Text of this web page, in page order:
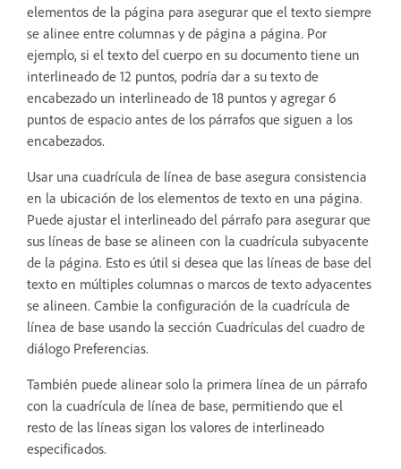
elementos de la página para asegurar que el texto siempre
se alinee entre columnas y de página a página. Por
ejemplo, si el texto del cuerpo en su documento tiene un
interlineado de 12 puntos, podría dar a su texto de
encabezado un interlineado de 18 puntos y agregar 6
puntos de espacio antes de los párrafos que siguen a los
encabezados.
Usar una cuadrícula de línea de base asegura consistencia
en la ubicación de los elementos de texto en una página.
Puede ajustar el interlineado del párrafo para asegurar que
sus líneas de base se alineen con la cuadrícula subyacente
de la página. Esto es útil si desea que las líneas de base del
texto en múltiples columnas o marcos de texto adyacentes
se alineen. Cambie la configuración de la cuadrícula de
línea de base usando la sección Cuadrículas del cuadro de
diálogo Preferencias.
También puede alinear solo la primera línea de un párrafo
con la cuadrícula de línea de base, permitiendo que el
resto de las líneas sigan los valores de interlineado
especificados.